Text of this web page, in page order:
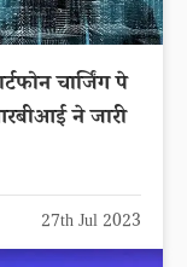
चार्जिंग पे
ने जारी
27th Jul 2023